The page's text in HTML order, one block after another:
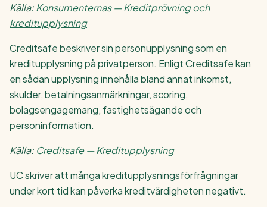
Källa:Konsumenternas — Kreditprövning och
kreditupplysning
Creditsafe beskriver sin personupplysning som en
kreditupplysning på privatperson. Enligt Creditsafe kan
en sådan upplysning innehålla bland annat inkomst,
skulder, betalningsanmärkningar, scoring,
bolagsengagemang, fastighetsägande och
personinformation.
Källa: Creditsafe — Kreditupplysning
UC skriver att många kreditupplysningsförfrågningar
under kort tid kan påverka kreditvärdigheten negativt.